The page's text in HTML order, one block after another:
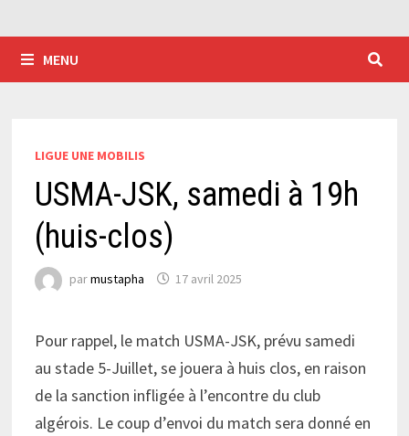
MENU
LIGUE UNE MOBILIS
USMA-JSK, samedi à 19h
(huis-clos)
parmustapha 17 avril 2025
Pour rappel, le match USMA-JSK, prévu samedi
au stade 5-Juillet, se jouera à huis clos, en raison
de la sanction infligée à l’encontre du club
algérois. Le coup d’envoi du match sera donné en